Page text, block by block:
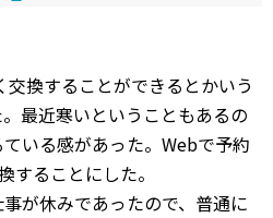
換することができるとかいう
最近寒いということもあるの
いる感があった。Webで予約
することにした。
が休みであったので、普通に